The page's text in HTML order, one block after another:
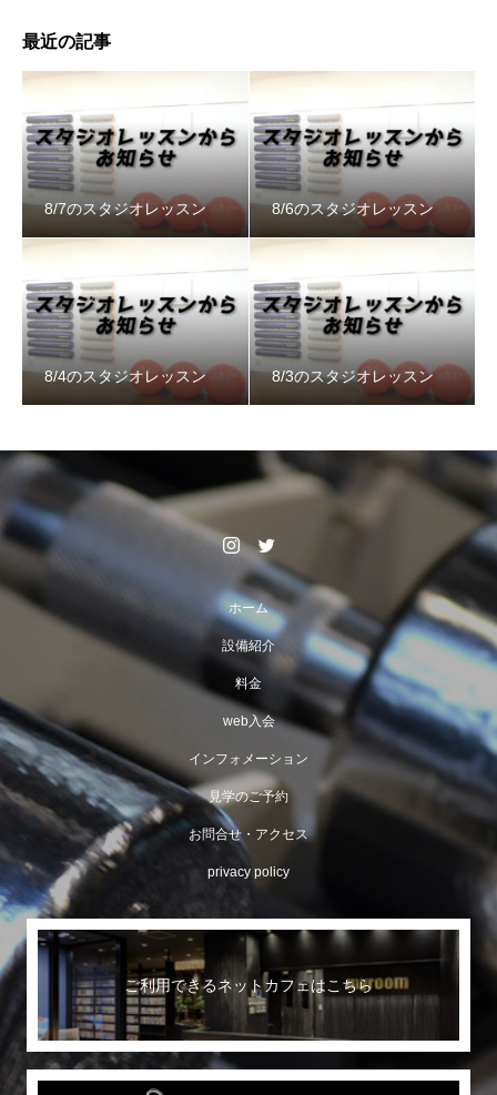
最近の記事
8/7のスタジオレッスン 8/6のスタジオレッスン
8/4のスタジオレッスン 8/3のスタジオレッスン
ホーム
設備紹介
料金
web入会
インフォメーション
見学のご予約
お問合せ・アクセス
privacy policy
ご利用できるネットカフェはこちら